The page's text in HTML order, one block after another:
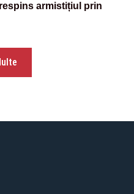
armistițiul prin